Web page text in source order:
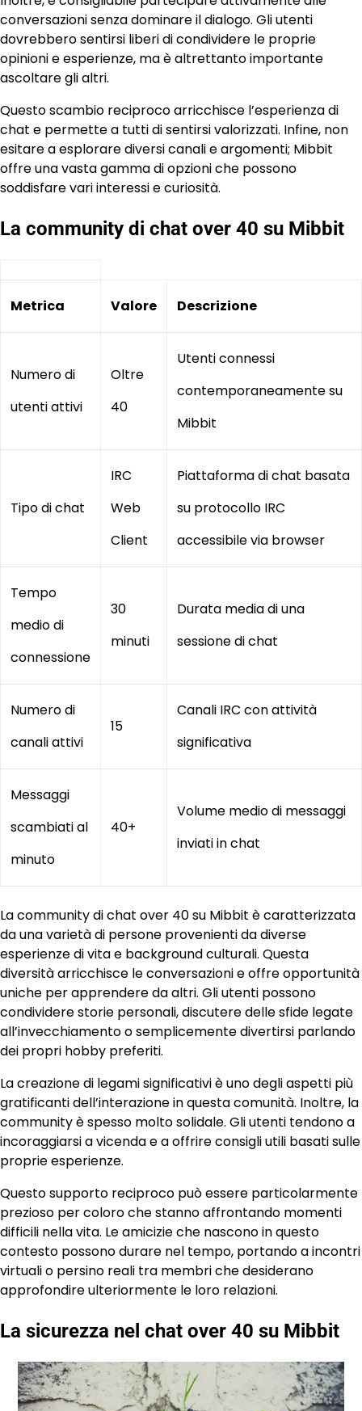
conversazioni senza dominare il dialogo. Gli utenti
dovrebbero sentirsi liberi di condividere le proprie
opinioni e esperienze, ma è altrettanto importante
ascoltare gli altri.
Questo scambio reciproco arricchisce l’esperienza di
chat e permette a tutti di sentirsi valorizzati. Infine, non
esitare a esplorare diversi canali e argomenti; Mibbit
offre una vasta gamma di opzioni che possono
soddisfare vari interessi e curiosità.
La community di chat over 40 su Mibbit
Metrica Valore Descrizione
Numero di
utenti attivi
Oltre
40
Utenti connessi
contemporaneamente su
Mibbit
Tipo di chat
IRC
Web
Client
Piattaforma di chat basata
su protocollo IRC
accessibile via browser
Tempo
medio di
connessione
30
minuti
Durata media di una
sessione di chat
Numero di
canali attivi
15
Canali IRC con attività
significativa
Messaggi
scambiati al
minuto
40+
Volume medio di messaggi
inviati in chat
La community di chat over 40 su Mibbit è caratterizzata
da una varietà di persone provenienti da diverse
esperienze di vita e background culturali. Questa
diversità arricchisce le conversazioni e offre opportunità
uniche per apprendere da altri. Gli utenti possono
condividere storie personali, discutere delle sfide legate
all’invecchiamento o semplicemente divertirsi parlando
dei propri hobby preferiti.
La creazione di legami significativi è uno degli aspetti più
gratificanti dell’interazione in questa comunità. Inoltre, la
community è spesso molto solidale. Gli utenti tendono a
incoraggiarsi a vicenda e a offrire consigli utili basati sulle
proprie esperienze.
Questo supporto reciproco può essere particolarmente
prezioso per coloro che stanno affrontando momenti
difficili nella vita. Le amicizie che nascono in questo
contesto possono durare nel tempo, portando a incontri
virtuali o persino reali tra membri che desiderano
approfondire ulteriormente le loro relazioni.
La sicurezza nel chat over 40 su Mibbit